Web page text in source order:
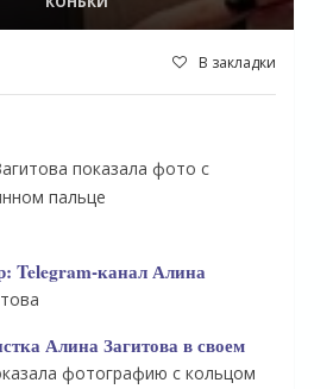
В закладки
показала фото с
пальце
Telegram-канал Алина
Алина Загитова в своем
фотографию с кольцом